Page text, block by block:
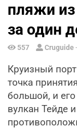
пляжи из
за один
557 Cruguide
Круизный
точка
большой, и
вулкан Тейде